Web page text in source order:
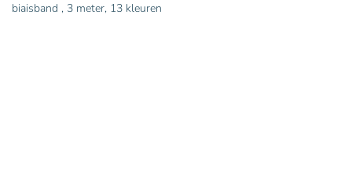
biaisband , 3 meter, 13 kleuren